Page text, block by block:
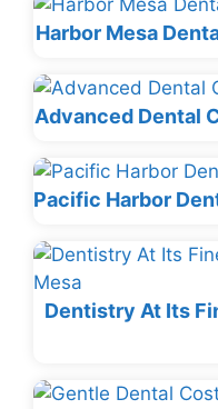
Harbor Mesa
Advanced Dental
Pacific Harbor
Dentistry At Its